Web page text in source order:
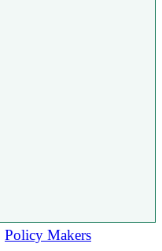
Policy Makers